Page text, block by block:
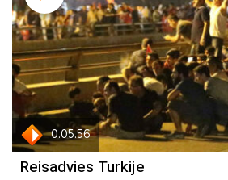
0:05:56
Reisadvies Turkije